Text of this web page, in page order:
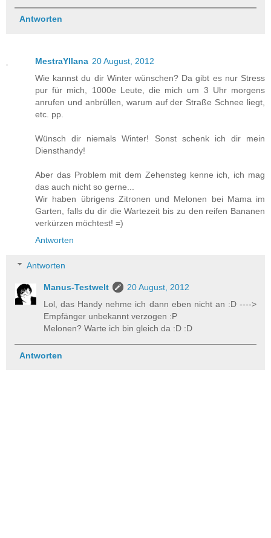
Antworten
MestraYllana 20 August, 2012
Wie kannst du dir Winter wünschen? Da gibt es nur Stress
pur für mich, 1000e Leute, die mich um 3 Uhr morgens
anrufen und anbrüllen, warum auf der Straße Schnee liegt,
etc. pp.
Wünsch dir niemals Winter! Sonst schenk ich dir mein
Diensthandy!
Aber das Problem mit dem Zehensteg kenne ich, ich mag
das auch nicht so gerne...
Wir haben übrigens Zitronen und Melonen bei Mama im
Garten, falls du dir die Wartezeit bis zu den reifen Bananen
verkürzen möchtest! =)
Antworten
Antworten
Manus-Testwelt
20 August, 2012
Lol, das Handy nehme ich dann eben nicht an :D ---->
Empfänger unbekannt verzogen :P
Melonen? Warte ich bin gleich da :D :D
Antworten